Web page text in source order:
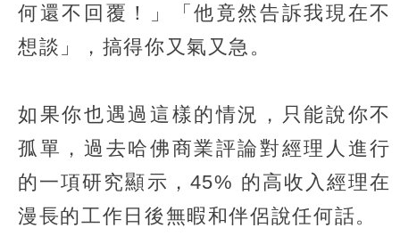
何還不回覆！」「他竟然告訴我現在不
想談」，搞得你又氣又急。​
如果你也遇過這樣的情況，只能說你不
孤單，過去哈佛商業評論對經理人進行
的一項研究顯示，45% 的高收入經理在
漫長的工作日後無暇和伴侶說任何話。